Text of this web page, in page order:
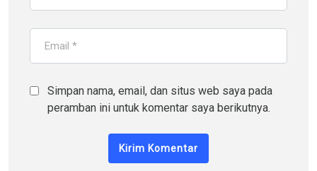
Simpan nama, email, dan situs web saya pada
peramban ini untuk komentar saya berikutnya.